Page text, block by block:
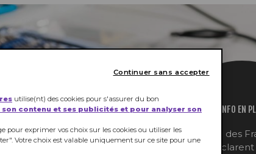
INFO EN
44% des
Continuer sans accepter
utilise(nt) des cookies pour s'assurer du bon
contenu et ses publicités et pour analyser son
pour exprimer vos choix sur les cookies ou utiliser les
Votre choix est valable uniquement sur ce site pour une